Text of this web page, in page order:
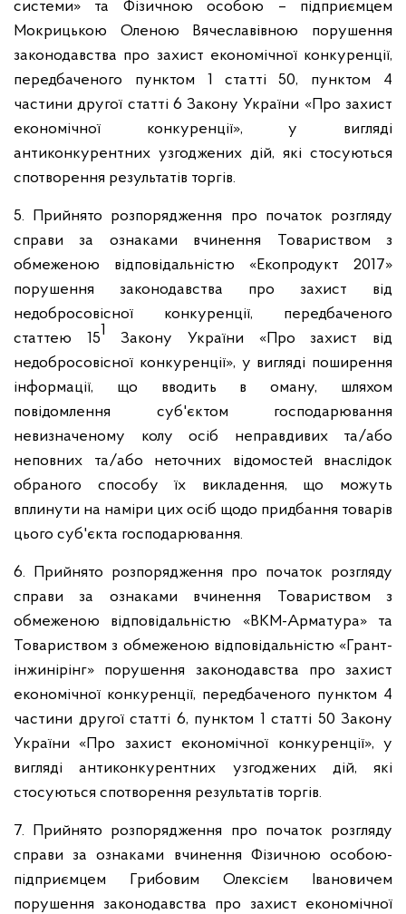
системи» та Фізичною особою – підприємцем
Мокрицькою Оленою Вячеславівною порушення
законодавства про захист економічної конкуренції,
передбаченого пунктом 1 статті 50, пунктом 4
частини другої статті 6 Закону України «Про захист
економічної конкуренції», у вигляді
антиконкурентних узгоджених дій, які стосуються
спотворення результатів торгів.
5. Прийнято розпорядження про початок розгляду
справи за ознаками вчинення Товариством з
обмеженою відповідальністю «Екопродукт 2017»
порушення законодавства про захист від
недобросовісної конкуренції, передбаченого
статтею 151 Закону України «Про захист від
недобросовісної конкуренції», у вигляді поширення
інформації, що вводить в оману, шляхом
повідомлення суб'єктом господарювання
невизначеному колу осіб неправдивих та/або
неповних та/або неточних відомостей внаслідок
обраного способу їх викладення, що можуть
вплинути на наміри цих осіб щодо придбання товарів
цього суб'єкта господарювання.
6. Прийнято розпорядження про початок розгляду
справи за ознаками вчинення Товариством з
обмеженою відповідальністю «ВКМ-Арматура» та
Товариством з обмеженою відповідальністю «Грант-
інжинірінг» порушення законодавства про захист
економічної конкуренції, передбаченого пунктом 4
частини другої статті 6, пунктом 1 статті 50 Закону
України «Про захист економічної конкуренції», у
вигляді антиконкурентних узгоджених дій, які
стосуються спотворення результатів торгів.
7. Прийнято розпорядження про початок розгляду
справи за ознаками вчинення Фізичною особою-
підприємцем Грибовим Олексієм Івановичем
порушення законодавства про захист економічної